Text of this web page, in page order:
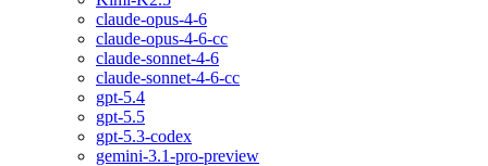
claude-opus-4-6
claude-opus-4-6-cc
claude-sonnet-4-6
claude-sonnet-4-6-cc
gpt-5.4
gpt-5.5
gpt-5.3-codex
gemini-3.1-pro-preview